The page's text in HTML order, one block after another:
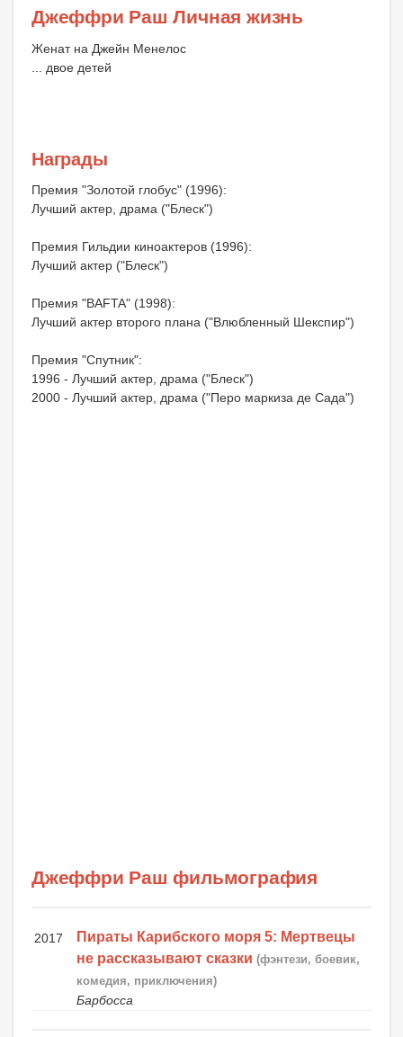
Джеффри Раш Личная жизнь
Женат на Джейн Менелос
... двое детей
Награды
Премия "Золотой глобус" (1996):
Лучший актер, драма ("Блеск")
Премия Гильдии киноактеров (1996):
Лучший актер ("Блеск")
Премия "BAFTA" (1998):
Лучший актер второго плана ("Влюбленный Шекспир")
Премия "Спутник":
1996 - Лучший актер, драма ("Блеск")
2000 - Лучший актер, драма ("Перо маркиза де Сада")
Джеффри Раш фильмография
2017
Пираты Карибского моря 5: Мертвецы
не рассказывают сказки (фэнтези, боевик,
комедия, приключения)
Барбосса